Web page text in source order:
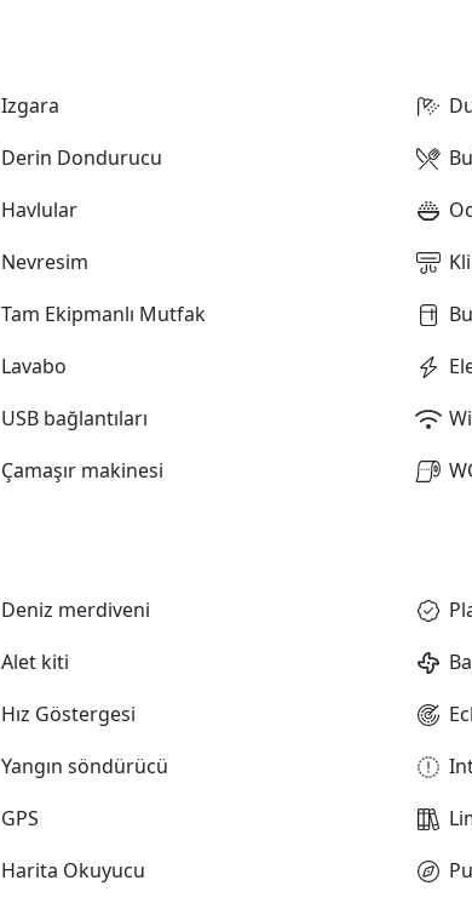
Izgara
Derin Dondurucu
Havlular
Nevresim
Tam Ekipmanlı Mutfak
Lavabo
USB bağlantıları
Çamaşır makinesi
Deniz merdiveni
Alet kiti
Hız Göstergesi
Yangın söndürücü
GPS
Harita Okuyucu